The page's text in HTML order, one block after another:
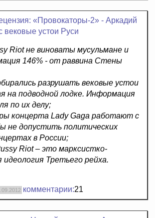
«Провокаторы-2» - Аркадий
вековые устои Руси
Riot не виноваты мусульмане и
146% - от раввина Стены
разрушать вековые устои
на подводной лодке. Информация
по их делу;
концерта Lady Gaga работают с
не допустить политических
в России;
Riot – это марксистко-
Третьего рейха.
комментарии:21